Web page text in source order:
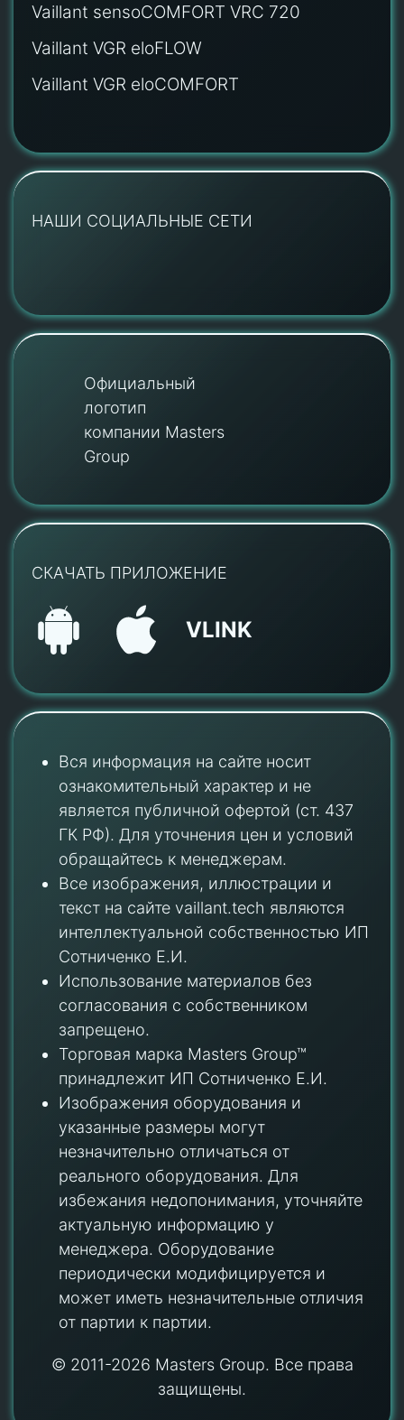
Vaillant sensoCOMFORT VRC 720
Vaillant VGR eloFLOW
Vaillant VGR eloCOMFORT
НАШИ СОЦИАЛЬНЫЕ СЕТИ
Официальный
логотип
компании Masters
Group
СКАЧАТЬ ПРИЛОЖЕНИЕ
VLINK
Вся информация на сайте носит
ознакомительный характер и не
является публичной офертой (ст. 437
ГК РФ). Для уточнения цен и условий
обращайтесь к менеджерам.
Все изображения, иллюстрации и
текст на сайте vaillant.tech являются
интеллектуальной собственностью ИП
Сотниченко Е.И.
Использование материалов без
согласования с собственником
запрещено.
Торговая марка Masters Group™
принадлежит ИП Сотниченко Е.И.
Изображения оборудования и
указанные размеры могут
незначительно отличаться от
реального оборудования. Для
избежания недопонимания, уточняйте
актуальную информацию у
менеджера. Оборудование
периодически модифицируется и
может иметь незначительные отличия
от партии к партии.
© 2011-2026 Masters Group. Все права
защищены.